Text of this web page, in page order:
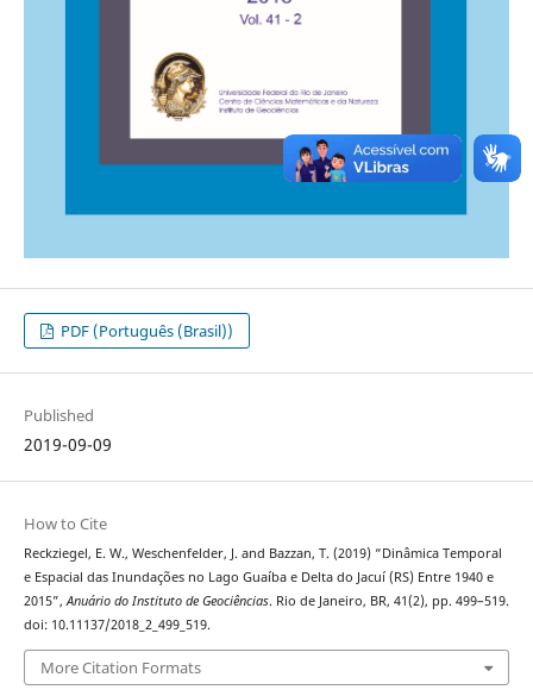
PDF (Português (Brasil))
Published
2019-09-09
How to Cite
Reckziegel, E. W., Weschenfelder, J. and Bazzan, T. (2019) “Dinâmica Temporal
e Espacial das Inundações no Lago Guaíba e Delta do Jacuí (RS) Entre 1940 e
2015”,Anuário do Instituto de Geociências. Rio de Janeiro, BR, 41(2), pp. 499–519.
doi: 10.11137/2018_2_499_519.
More Citation Formats